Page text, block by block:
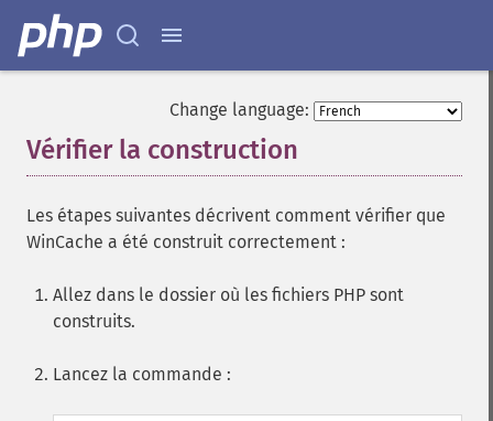
Change language:
Vérifier la construction
Les étapes suivantes décrivent comment vérifier que
WinCache a été construit correctement :
Allez dans le dossier où les fichiers PHP sont
construits.
Lancez la commande :